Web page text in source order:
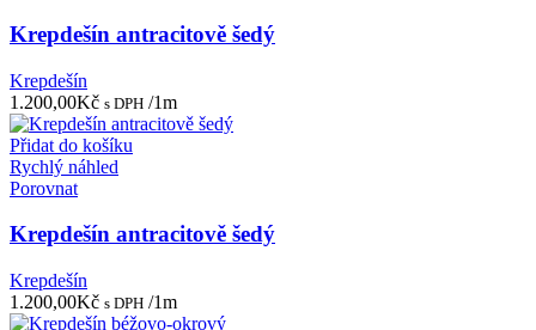
Krepdešín antracitově šedý
Krepdešín
1.200,00Kč s DPH /1m
Přidat do košíku
Rychlý náhled
Porovnat
Krepdešín antracitově šedý
Krepdešín
1.200,00Kč s DPH /1m